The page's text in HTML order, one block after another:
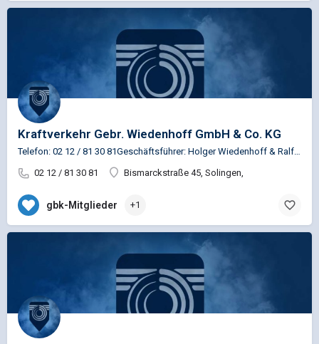
Kraftverkehr Gebr. Wiedenhoff GmbH & Co. KG
02 12 / 81 30 81
Bismarckstraße 45, Solingen,
gbk-Mitglieder +1